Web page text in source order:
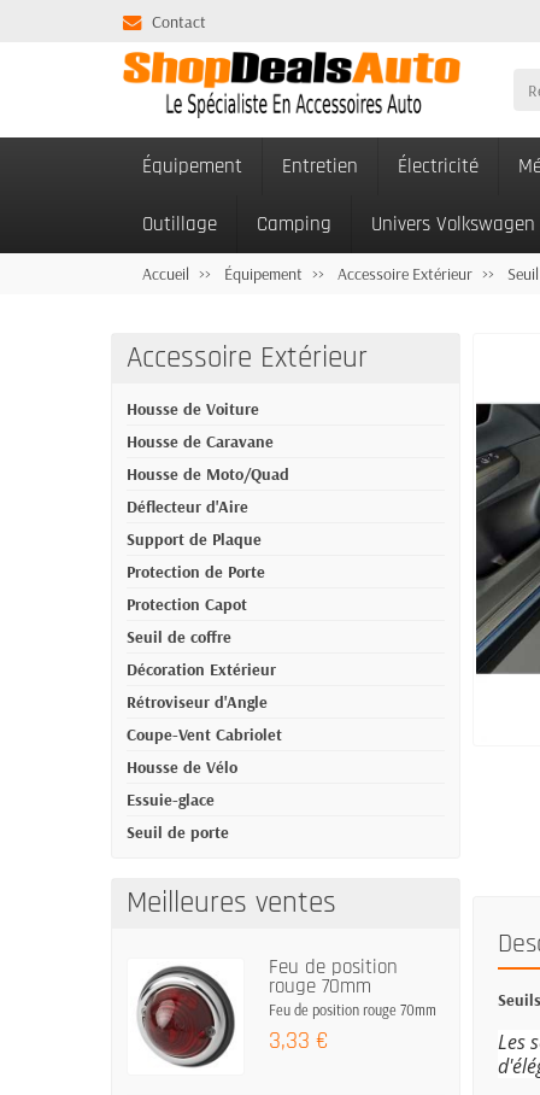
Contact
Équipement Entretien Électricité
Outillage Camping Univers Volkswagen
Accueil Équipement Accessoire Extérieur
Accessoire Extérieur
Housse de Voiture
Housse de Caravane
Housse de Moto/Quad
Déflecteur d'Aire
Support de Plaque
Protection de Porte
Protection Capot
Seuil de coffre
Décoration Extérieur
Rétroviseur d'Angle
Coupe-Vent Cabriolet
Housse de Vélo
Essuie-glace
Seuil de porte
Meilleures ventes
Feu de position
rouge 70mm
Feu de position rouge 70mm
3,33 €
Les